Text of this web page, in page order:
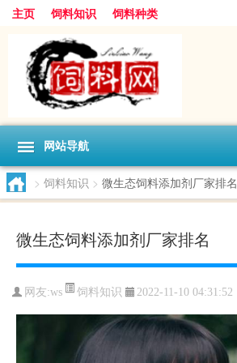
主页 饲料知识 饲料种类
网站导航
> 饲料知识 > 微生态饲料添加剂厂家排名
微生态饲料添加剂厂家排名
网友:ws 饲料知识 2022-11-10 04:31:52